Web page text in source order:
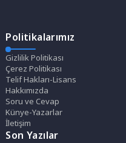
Politikalarımız
Gizlilik Politikası
Çerez Politikası
Telif Hakları-Lisans
Hakkımızda
Soru ve Cevap
Künye-Yazarlar
İletişim
Son Yazılar